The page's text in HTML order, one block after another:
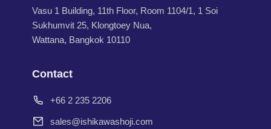
Vasu 1 Building, 11th Floor, Room 1104/1, 1 Soi
Sukhumvit 25, Klongtoey Nua,
Wattana, Bangkok 10110
Contact
+66 2 235 2206
sales@ishikawashoji.com